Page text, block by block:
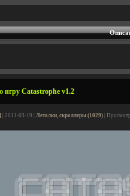
игру Catastrophe v1.2
| 2011-03-19 | Леталки, скроллеры (1029) |